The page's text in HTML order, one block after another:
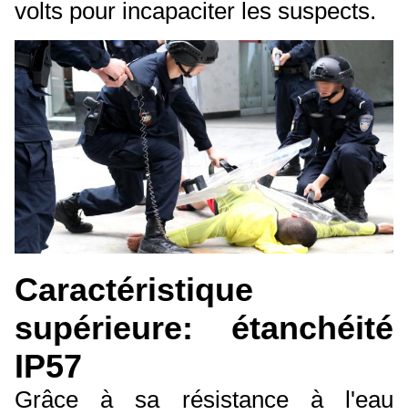
volts pour incapaciter les suspects.
Caractéristique
supérieure: étanchéité
IP57
Grâce à sa résistance à l'eau